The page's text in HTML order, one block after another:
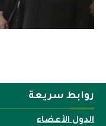
روابط سريعة
الدول الأعضاء